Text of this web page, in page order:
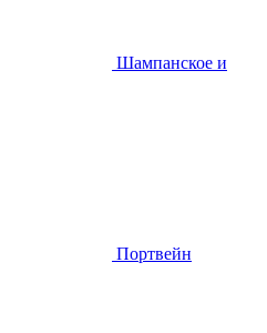
Шампанское и
Портвейн